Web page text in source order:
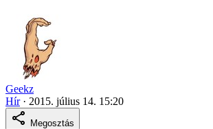
Geekz
Hír · 2015. július 14. 15:20
Megosztás